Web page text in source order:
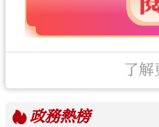
了解
政務熱榜